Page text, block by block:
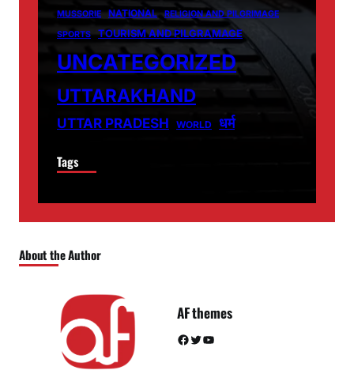
MUSSORIE NATIONAL
RELIGION AND PILGRIMAGE
SPORTS
TOURISM AND PILGRAMAGE
UNCATEGORIZED
UTTARAKHAND
UTTAR PRADESH WORLD धर्म
Tags
About the Author
AF themes
Facebook Twitter YouTube